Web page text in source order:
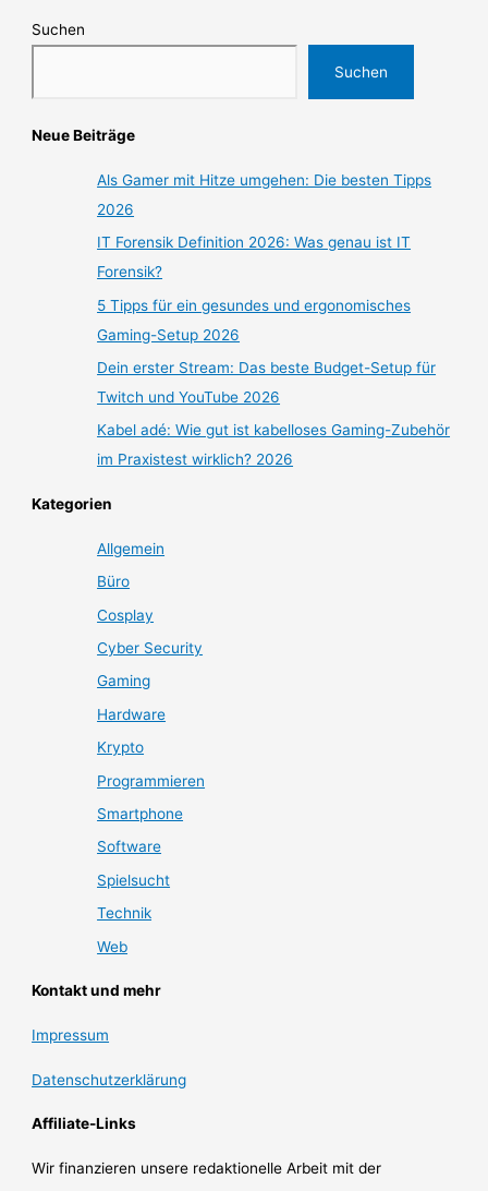
Suchen
Suchen
Neue Beiträge
Als Gamer mit Hitze umgehen: Die besten Tipps
2026
IT Forensik Definition 2026: Was genau ist IT
Forensik?
5 Tipps für ein gesundes und ergonomisches
Gaming-Setup 2026
Dein erster Stream: Das beste Budget-Setup für
Twitch und YouTube 2026
Kabel adé: Wie gut ist kabelloses Gaming-Zubehör
im Praxistest wirklich? 2026
Kategorien
Allgemein
Büro
Cosplay
Cyber Security
Gaming
Hardware
Krypto
Programmieren
Smartphone
Software
Spielsucht
Technik
Web
Kontakt und mehr
Impressum
Datenschutzerklärung
Affiliate-Links
Wir finanzieren unsere redaktionelle Arbeit mit der